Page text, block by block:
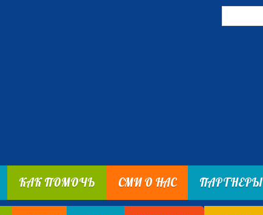
КАК ПОМОЧЬ СМИ О НАС ПАРТНЕРЫ